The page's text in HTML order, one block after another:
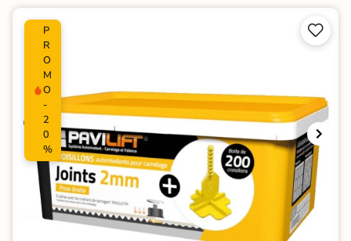
P
R
O
M
O
-
2
0
%

